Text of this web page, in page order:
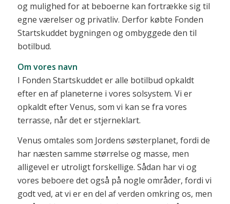
og mulighed for at beboerne kan fortrække sig til
egne værelser og privatliv. Derfor købte Fonden
Startskuddet bygningen og ombyggede den til
botilbud.
Om vores navn
I Fonden Startskuddet er alle botilbud opkaldt
efter en af planeterne i vores solsystem. Vi er
opkaldt efter Venus, som vi kan se fra vores
terrasse, når det er stjerneklart.
Venus omtales som Jordens søsterplanet, fordi de
har næsten samme størrelse og masse, men
alligevel er utroligt forskellige. Sådan har vi og
vores beboere det også på nogle områder, fordi vi
godt ved, at vi er en del af verden omkring os, men